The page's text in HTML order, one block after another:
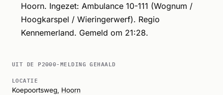
Hoorn. Ingezet: Ambulance 10-111 (Wognum /
Hoogkarspel / Wieringerwerf). Regio
Kennemerland. Gemeld om 21:28.
UIT DE P2000-MELDING GEHAALD
LOCATIE
Koepoortsweg, Hoorn